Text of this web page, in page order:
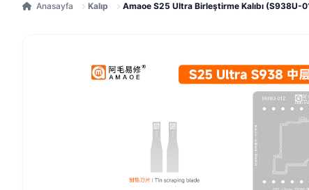
Anasayfa Kalıp Amaoe S25 Ultra Birleştirme Kalıbı (S938U-